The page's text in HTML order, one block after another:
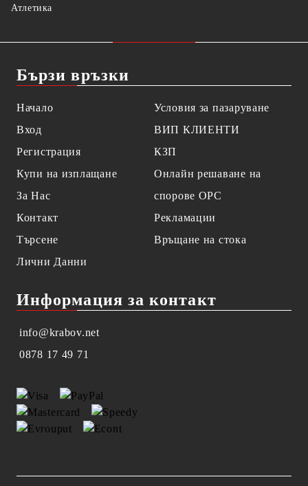
Атлетика
Бързи връзки
Начало
Вход
Регистрация
Купи на изплащане
За Нас
Контакт
Търсене
Лични Данни
Условия за пазаруване
ВИП КЛИЕНТИ
КЗП
Онлайн решаване на
спорове OPC
Рекламации
Връщане на стока
Информация за контакт
info@krabov.net
0878 17 49 71